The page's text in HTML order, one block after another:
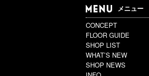
メニュー
CONCEPT
FLOOR GUIDE
SHOP LIST
WHAT’S NEW
SHOP NEWS